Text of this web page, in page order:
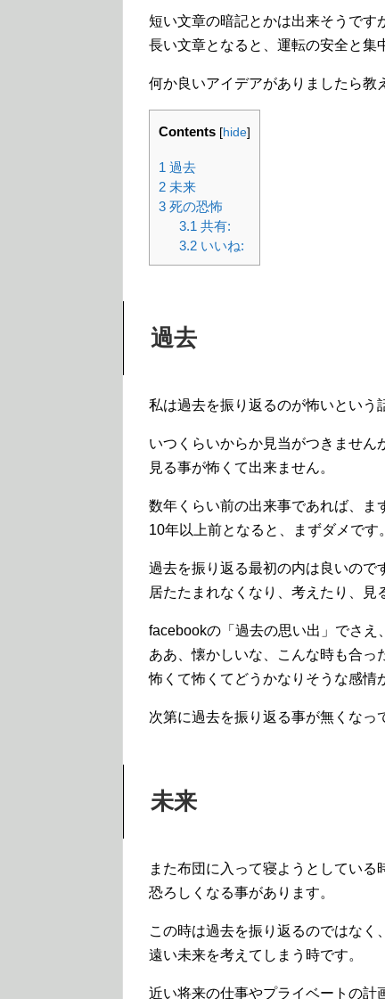
短い文章の暗記とかは出来そうです
長い文章となると、運転の安全と集
何か良いアイデアがありましたら教
Contents [hide]
1 過去
2 未来
3 死の恐怖
3.1 共有:
3.2いいね:
過去
私は過去を振り返るのが怖いという
いつくらいからか見当がつきません
見る事が怖くて出来ません。
数年くらい前の出来事であれば、ま
10年以上前となると、まずダメです。
過去を振り返る最初の内は良いので
居たたまれなくなり、考えたり、見
facebookの「過去の思い出」でさえ
ああ、懐かしいな、こんな時も合っ
怖くて怖くてどうかなりそうな感情
次第に過去を振り返る事が無くなっ
未来
また布団に入って寝ようとしている
恐ろしくなる事があります。
この時は過去を振り返るのではなく、
遠い未来を考えてしまう時です。
近い将来の仕事やプライベートの計